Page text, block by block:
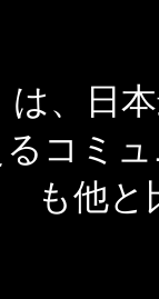
は、日
コミ
も他